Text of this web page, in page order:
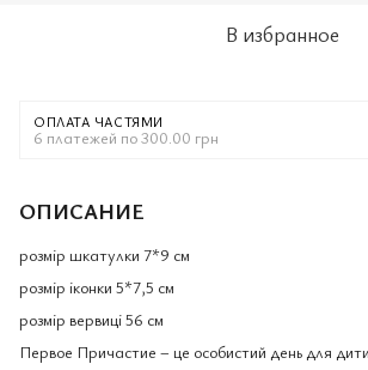
В избранное
ОПЛАТА ЧАСТЯМИ
6 платежей по 300.00 грн
ОПИСАНИЕ
розмір шкатулки 7*9 см
розмір іконки 5*7,5 см
розмір вервиці 56 см
Первое Причастие – це особистий день для